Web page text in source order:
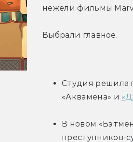
нежели фильмы
Выбрали главное.
Студия решила
«Аквамена» и
В новом
преступников-